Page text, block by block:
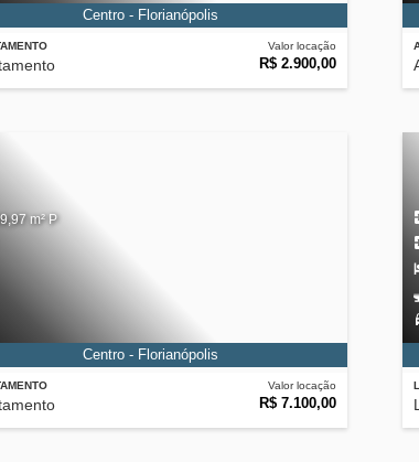
Valor locação
R$ 2.900,00
Centro - Florianópolis
Valor locação
R$ 7.100,00
m² P
Centro - Florianópolis